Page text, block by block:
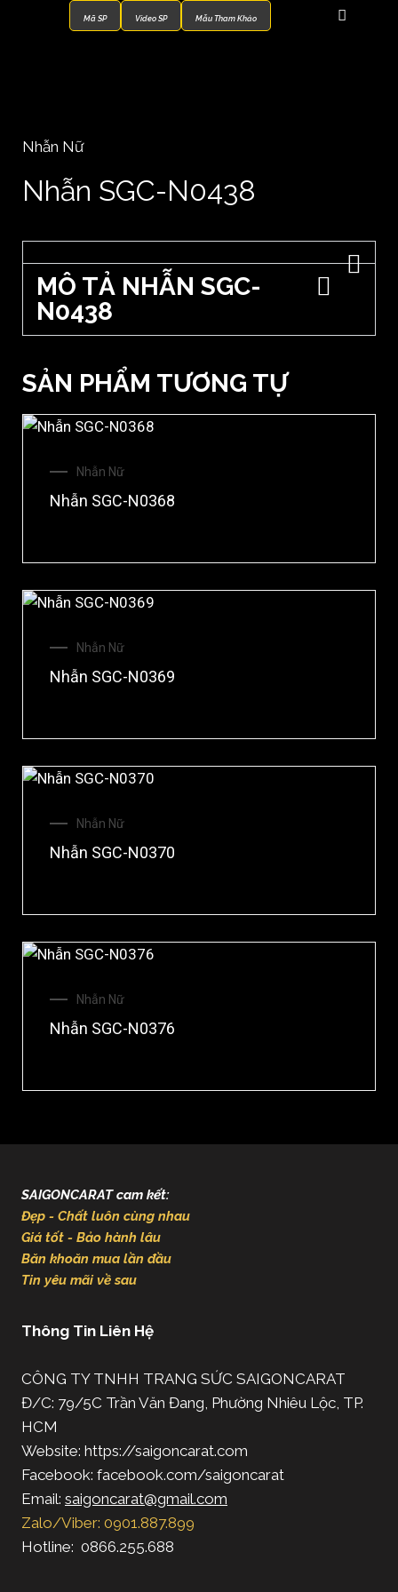
Mã SP Video SP Mẫu Tham Khảo
Nhẫn Nữ
Nhẫn SGC-N0438
MÔ TẢ NHẪN SGC-
N0438
SẢN PHẨM TƯƠNG TỰ
Nhẫn Nữ
Nhẫn SGC-N0368
Nhẫn Nữ
Nhẫn SGC-N0369
Nhẫn Nữ
Nhẫn SGC-N0370
Nhẫn Nữ
Nhẫn SGC-N0376
SAIGONCARAT cam kết:
Đẹp - Chất luôn cùng nhau
Giá tốt - Bảo hành lâu
Băn khoăn mua lần đầu
Tin yêu mãi về sau
Thông Tin Liên Hệ
CÔNG TY TNHH TRANG SỨC SAIGONCARAT
Đ/C: 79/5C Trần Văn Đang, Phường Nhiêu Lộc, TP.
HCM
Website: https://saigoncarat.com
Facebook: facebook.com/saigoncarat
Email: saigoncarat@gmail.com
Zalo/Viber: 0901.887.899
Hotline: 0866.255.688